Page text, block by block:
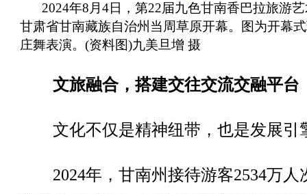
2024年8月4日，第22届九色甘南香巴拉旅游
甘肃省甘南藏族自治州当周草原开幕。图为开幕
庄舞表演。(资料图)九美旦增 摄
文旅融合，搭建交往交流交融平台
文化不仅是精神纽带，也是发展引
2024年，甘南州接待游客2534万人